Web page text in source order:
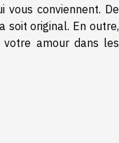
conviennent. De
soit original. En outre,
amour dans les